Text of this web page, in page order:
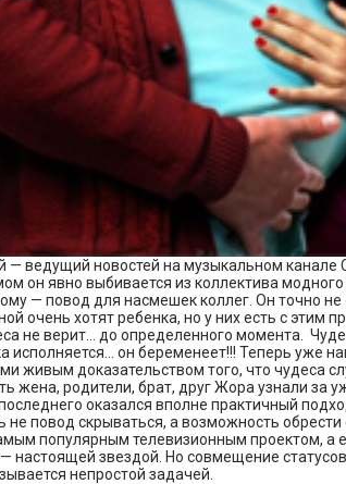
— ведущий новостей на музыкальном
он явно выбивается из коллектива
— повод для насмешек коллег. Он точно не
очень хотят ребенка, но у них есть с этим
не верит… до определенного момента.
исполняется… он беременеет!!! Теперь уже
живым доказательством того, что чудеса
жена, родители, брат, друг Жора узнали за
оказался вполне практичный
не повод скрываться, а возможность
популярным телевизионным проектом, а
настоящей звездой. Но совмещение
непростой задачей.